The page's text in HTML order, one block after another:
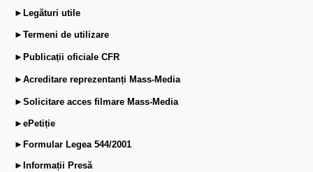
►Legături utile
►Termeni de utilizare
►Publicații oficiale CFR
►Acreditare reprezentanți Mass-Media
►Solicitare acces filmare Mass-Media
►ePetiție
►Formular Legea 544/2001
►Informații Presă